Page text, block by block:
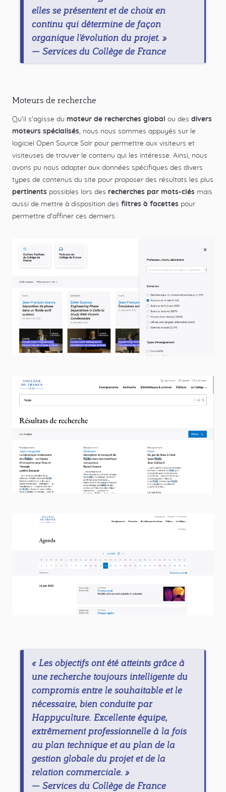
elles se présentent et de choix en
continu qui détermine de façon
organique l'évolution du projet. »
— Services du Collège de France
Moteurs de recherche
Qu'il s'agisse du moteur de recherches global ou des divers
moteurs spécialisés, nous nous sommes appuyés sur le
logiciel Open Source Solr pour permettre aux visiteurs et
visiteuses de trouver le contenu qui les intéresse. Ainsi, nous
avons pu nous adapter aux données spécifiques des divers
types de contenus du site pour proposer des résultats les plus
pertinents possibles lors des recherches par mots-clés mais
aussi de mettre à disposition des filtres à facettes pour
permettre d'affiner ces derniers.
« Les objectifs ont été atteints grâce à
une recherche toujours intelligente du
compromis entre le souhaitable et le
nécessaire, bien conduite par
Happyculture. Excellente équipe,
extrêmement professionnelle à la fois
au plan technique et au plan de la
gestion globale du projet et de la
relation commerciale. »
— Services du Collège de France